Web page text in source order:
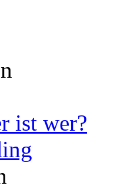
ist wer?